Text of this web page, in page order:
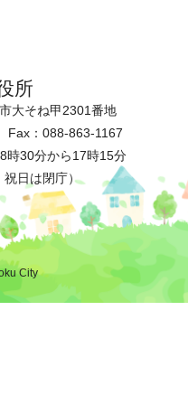
所
大そね甲2301番地
Fax：088-863-1167
時30分から17時15分
祝日は閉庁）
City